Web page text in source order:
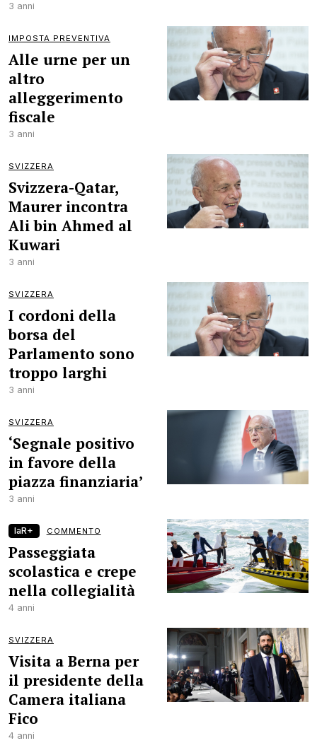
3 anni
IMPOSTA PREVENTIVA
Alle urne per un
altro
alleggerimento
fiscale
3 anni
SVIZZERA
Svizzera-Qatar,
Maurer incontra
Ali bin Ahmed al
Kuwari
3 anni
SVIZZERA
I cordoni della
borsa del
Parlamento sono
troppo larghi
3 anni
SVIZZERA
‘Segnale positivo
in favore della
piazza finanziaria’
3 anni
laR+ COMMENTO
Passeggiata
scolastica e crepe
nella collegialità
4 anni
SVIZZERA
Visita a Berna per
il presidente della
Camera italiana
Fico
4 anni